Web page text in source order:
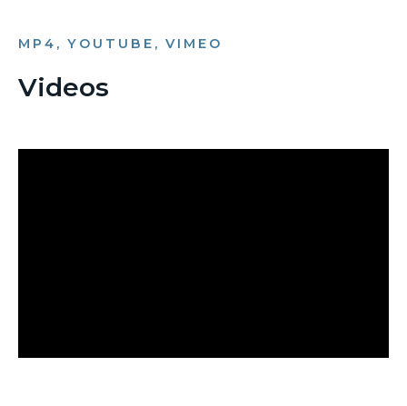
MP4, YOUTUBE, VIMEO
Videos